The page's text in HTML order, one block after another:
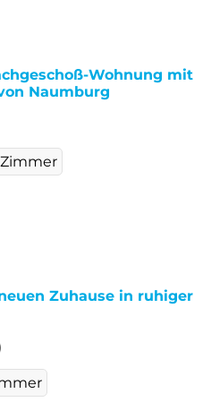
Wohnung mit
Naumburg
Zuhause in ruhiger